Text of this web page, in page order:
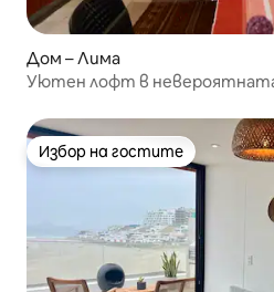
Дом – Лима
Уютен лофт в
Избор на гостите
Избор на гостите